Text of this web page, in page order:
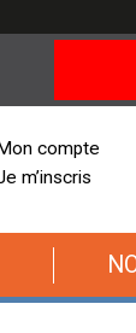
Offres
compte
m’inscris